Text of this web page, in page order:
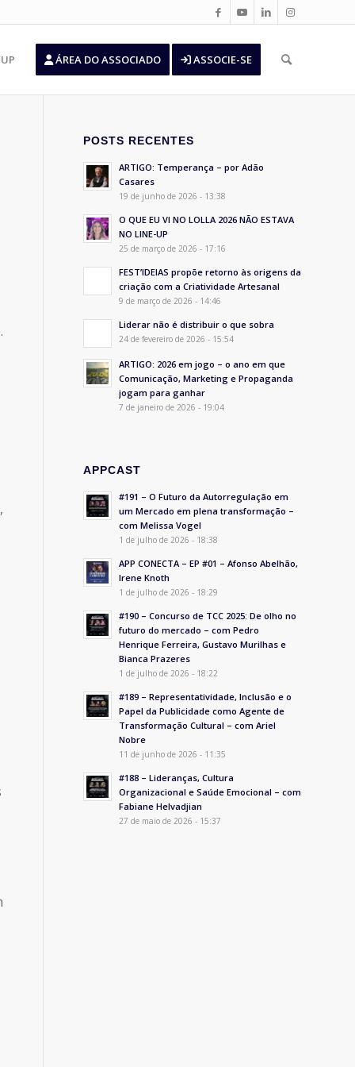
ÁREA DO ASSOCIADO ASSOCIE-SE
POSTS RECENTES
ARTIGO: Temperança – por Adão
Casares
19 de junho de 2026 - 13:38
O QUE EU VI NO LOLLA 2026 NÃO ESTAVA
NO LINE-UP
25 de março de 2026 - 17:16
FEST’IDEIAS propõe retorno às origens da
criação com a Criatividade Artesanal
9 de março de 2026 - 14:46
Liderar não é distribuir o que sobra
24 de fevereiro de 2026 - 15:54
ARTIGO: 2026 em jogo – o ano em que
Comunicação, Marketing e Propaganda
jogam para ganhar
7 de janeiro de 2026 - 19:04
APPCAST
#191 – O Futuro da Autorregulação em
um Mercado em plena transformação –
com Melissa Vogel
1 de julho de 2026 - 18:38
APP CONECTA – EP #01 – Afonso Abelhão,
Irene Knoth
1 de julho de 2026 - 18:29
#190 – Concurso de TCC 2025: De olho no
futuro do mercado – com Pedro
Henrique Ferreira, Gustavo Murilhas e
Bianca Prazeres
1 de julho de 2026 - 18:22
#189 – Representatividade, Inclusão e o
Papel da Publicidade como Agente de
Transformação Cultural – com Ariel
Nobre
11 de junho de 2026 - 11:35
#188 – Lideranças, Cultura
Organizacional e Saúde Emocional – com
Fabiane Helvadjian
27 de maio de 2026 - 15:37